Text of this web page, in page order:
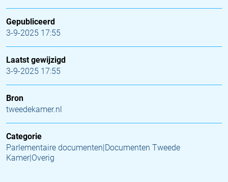
Gepubliceerd
3-9-2025 17:55
Laatst gewijzigd
3-9-2025 17:55
Bron
tweedekamer.nl
Categorie
Parlementaire documenten|Documenten Tweede
Kamer|Overig